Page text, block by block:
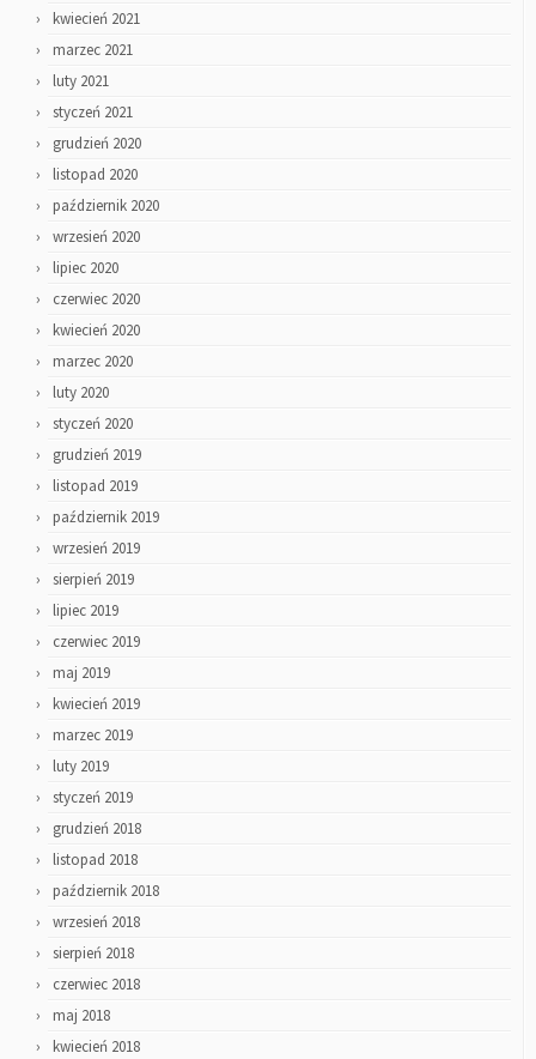
kwiecień 2021
marzec 2021
luty 2021
styczeń 2021
grudzień 2020
listopad 2020
październik 2020
wrzesień 2020
lipiec 2020
czerwiec 2020
kwiecień 2020
marzec 2020
luty 2020
styczeń 2020
grudzień 2019
listopad 2019
październik 2019
wrzesień 2019
sierpień 2019
lipiec 2019
czerwiec 2019
maj 2019
kwiecień 2019
marzec 2019
luty 2019
styczeń 2019
grudzień 2018
listopad 2018
październik 2018
wrzesień 2018
sierpień 2018
czerwiec 2018
maj 2018
kwiecień 2018